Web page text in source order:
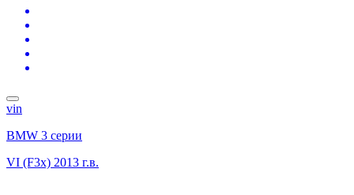
vin
BMW 3 серии
VI (F3x) 2013 г.в.